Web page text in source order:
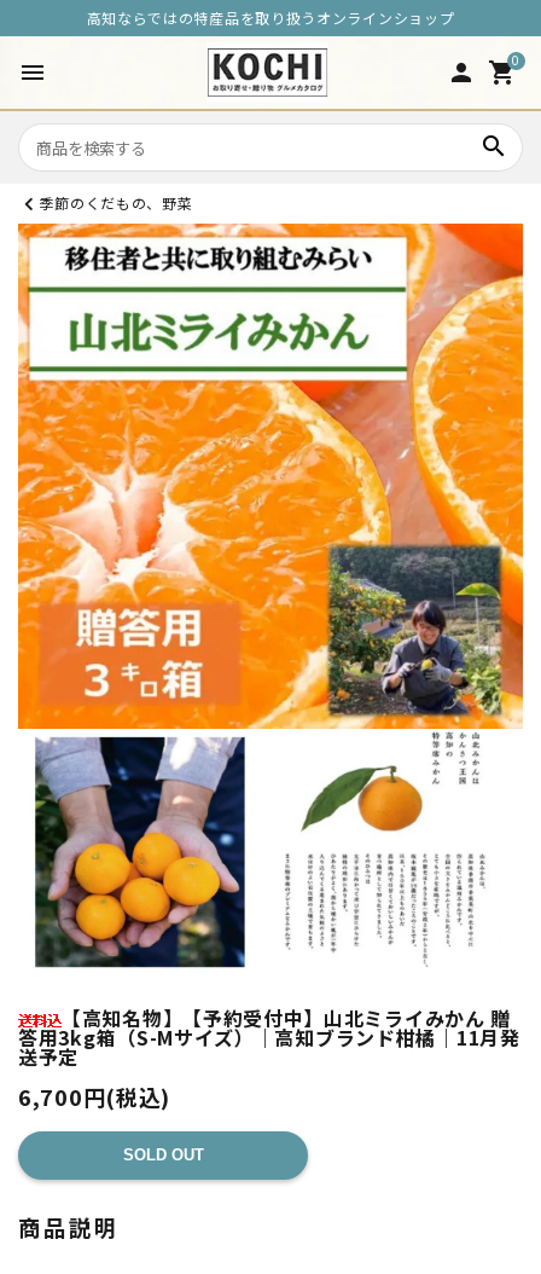
高知ならではの特産品を取り扱うオンラインショップ
menu person 0
shopping_cart
search
季節のくだもの、野菜
【高知名物】【予約受付中】山北ミライみかん 贈
答用3kg箱（S-Mサイズ）｜高知ブランド柑橘｜11月発
送予定
6,700円(税込)
SOLD OUT
商品説明